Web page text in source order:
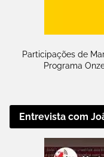
Participações de
Programa
Entrevista com